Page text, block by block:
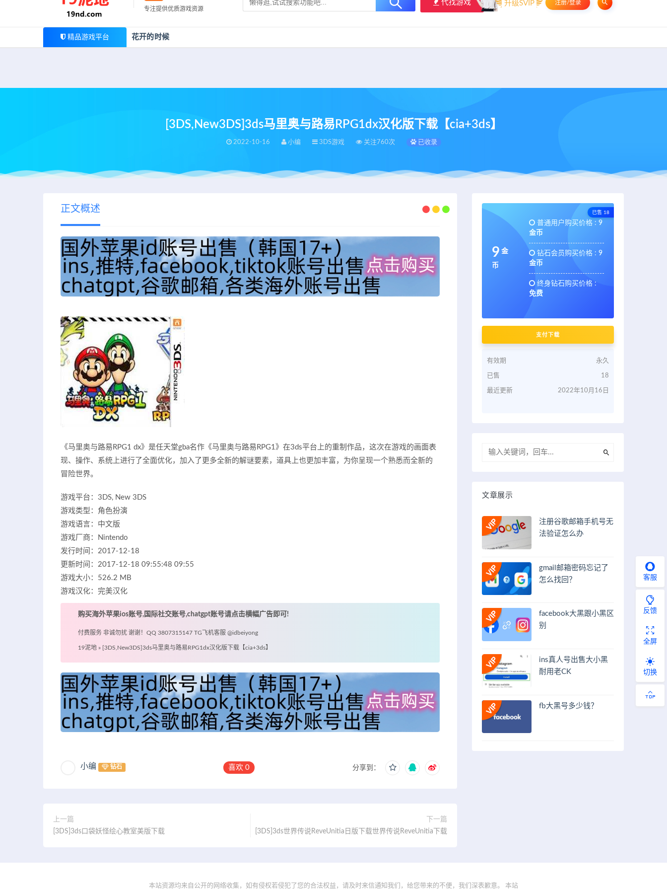
欢迎您光临19泥地，本站一家大型游戏资源整合站，为广大用户提供最新、最优质的资源下载！ 热门标签 资源专题 资源存档
专注提供优质游戏资源
代找游戏 升级SVIP 注册/登录
精品游戏平台 花开的时候
[3DS,New3DS]3ds马里奥与路易RPG1dx汉化版下载【cia+3ds】
2022-10-16 小编 3DS游戏 关注760次 已收录
正文概述
《马里奥与路易RPG1 dx》是任天堂gba名作《马里奥与路易RPG1》在3ds平台上的重制作品，这次在游戏的画面表
现、操作、系统上进行了全面优化，加入了更多全新的解谜要素，道具上也更加丰富，为你呈现一个熟悉而全新的
冒险世界。
游戏平台：3DS, New 3DS
游戏类型：角色扮演
游戏语言：中文版
游戏厂商：Nintendo
发行时间：2017-12-18
更新时间：2017-12-18 09:55:48 09:55
游戏大小：526.2 MB
游戏汉化：完美汉化
购买海外苹果ios账号,国际社交账号,chatgpt账号请点击横幅广告即可!
付费服务 非诚勿扰 谢谢！QQ 3807315147 TG飞机客服 @idbeiyong
19泥地 » [3DS,New3DS]3ds马里奥与路易RPG1dx汉化版下载【cia+3ds】
小编 钻石 喜欢0 分享到：
上一篇
[3DS]3ds口袋妖怪绘心教室美版下载
下一篇
[3DS]3ds世界传说ReveUnitia日版下载世界传说ReveUnitia下载
已售 18
9 金
币
普通用户购买价格 : 9
金币
钻石会员购买价格 : 9
金币
终身钻石购买价格 :
免费
支付下载
有效期 永久
已售 18
最近更新 2022年10月16日
文章展示
注册谷歌邮箱手机号无
法验证怎么办
gmail邮箱密码忘记了
怎么找回？
facebook大黑跟小黑区
别
ins真人号出售大小黑
耐用老CK
fb大黑号多少钱？
本站资源均来自公开的网络收集，如有侵权若侵犯了您的合法权益，请及时来信通知我们，给您带来的不便，我们深表歉意。 本站
客服
反馈
全屏
切换